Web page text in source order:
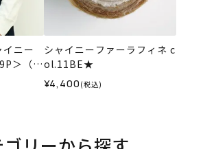
イニー
＞（編
シャイニーファーラフィネ c
ol.11BE★
¥4,400 (税込)